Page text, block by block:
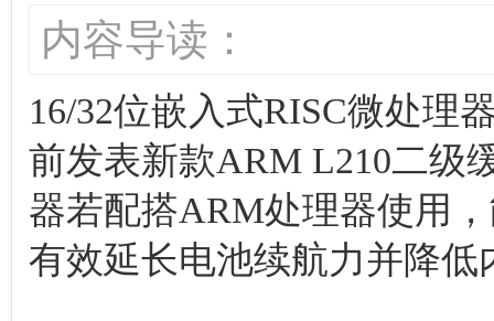
内容导读：
16/32位嵌入式RISC微处理
前发表新款ARM L210二级
器若配搭ARM处理器使用
有效延长电池续航力并降低